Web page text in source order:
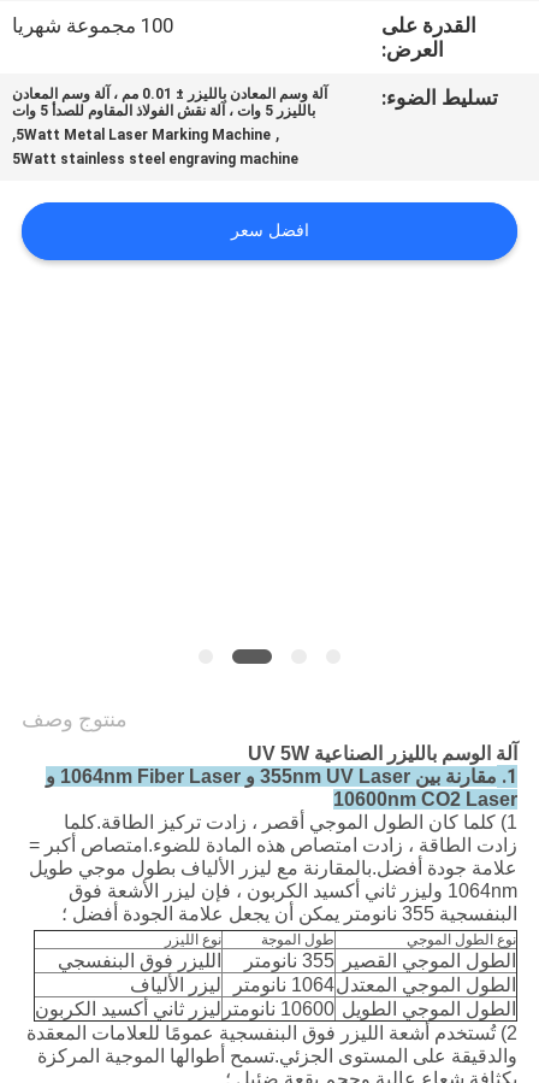
اطلب
خريطة
الموقع
القدرة على
العرض:
100 مجموعة شهريا
تسليط الضوء:
آلة وسم المعادن بالليزر ± 0.01 مم ، آلة وسم المعادن
بالليزر 5 وات ، آلة نقش الفولاذ المقاوم للصدأ 5 وات
,
5Watt Metal Laser Marking Machine
,
5Watt stainless steel engraving machine
افضل سعر
منتوج وصف
آلة الوسم بالليزر الصناعية UV 5W
1.
مقارنة بين 355nm UV Laser و 1064nm Fiber Laser و
10600nm CO2 Laser
1) كلما كان الطول الموجي أقصر ، زادت تركيز الطاقة.كلما
زادت الطاقة ، زادت امتصاص هذه المادة للضوء.امتصاص أكبر =
علامة جودة أفضل.بالمقارنة مع ليزر الألياف بطول موجي طويل
1064nm وليزر ثاني أكسيد الكربون ، فإن ليزر الأشعة فوق
البنفسجية 355 نانومتر يمكن أن يجعل علامة الجودة أفضل ؛
نوع الطول الموجي طول الموجة نوع الليزر
الطول الموجي القصير 355 نانومتر
الليزر فوق البنفسجي
الطول الموجي المعتدل1064 نانومتر
ليزر الألياف
الطول الموجي الطويل 10600 نانومتر
ليزر ثاني أكسيد الكربون
2) تُستخدم أشعة الليزر فوق البنفسجية عمومًا للعلامات المعقدة
والدقيقة على المستوى الجزئي.تسمح أطوالها الموجية المركزة